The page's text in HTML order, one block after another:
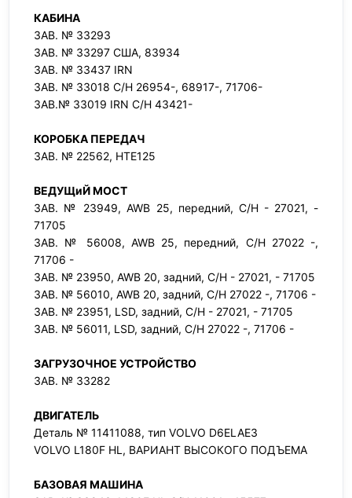
КАБИНА
ЗАВ. № 33293
ЗАВ. № 33297 США, 83934
ЗАВ. № 33437 IRN
ЗАВ. № 33018 С/Н 26954-, 68917-, 71706-
ЗАВ.№ 33019 IRN С/Н 43421-
КОРОБКА ПЕРЕДАЧ
ЗАВ. № 22562, HTE125
ВЕДУЩиЙ МОСТ
ЗАВ. № 23949, AWB 25, передний, С/Н - 27021, -
71705
ЗАВ. № 56008, AWB 25, передний, С/Н 27022 -,
71706 -
ЗАВ. № 23950, AWB 20, задний, С/Н - 27021, - 71705
ЗАВ. № 56010, AWB 20, задний, С/Н 27022 -, 71706 -
ЗАВ. № 23951, LSD, задний, С/Н - 27021, - 71705
ЗАВ. № 56011, LSD, задний, С/Н 27022 -, 71706 -
ЗАГРУЗОЧНОЕ УСТРОЙСТВО
ЗАВ. № 33282
ДВИГАТЕЛЬ
Деталь № 11411088, тип VOLVO D6ELAE3
VOLVO L180F HL, ВАРИАНТ ВЫСОКОГО ПОДЪЕМА
БАЗОВАЯ МАШИНА